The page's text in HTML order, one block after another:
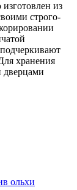
из
строго-
хранения
дверцами
ольхи